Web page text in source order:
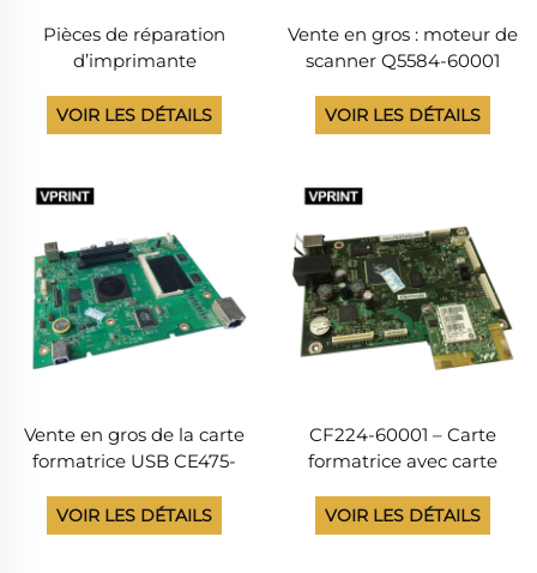
Pièces de réparation
d’imprimante
RU5-0505 pour
imprimantes HP LaserJet
1319 (engrenage oscillant
de fusion)
VOIR LES DÉTAILS
Vente en gros : moteur de
scanner Q5584-60001
LaserJet M1005, version
NOUVELLE et ancienne,
VOIR LES DÉTAILS
Vente en gros de la carte
formatrice USB CE475-
pour imprimante HP
P3015N, fournisseur
VOIR LES DÉTAILS
CF224-60001 – Carte
formatrice avec carte
série HP CLJ Pro M276,
remanufacturée par un
VOIR LES DÉTAILS